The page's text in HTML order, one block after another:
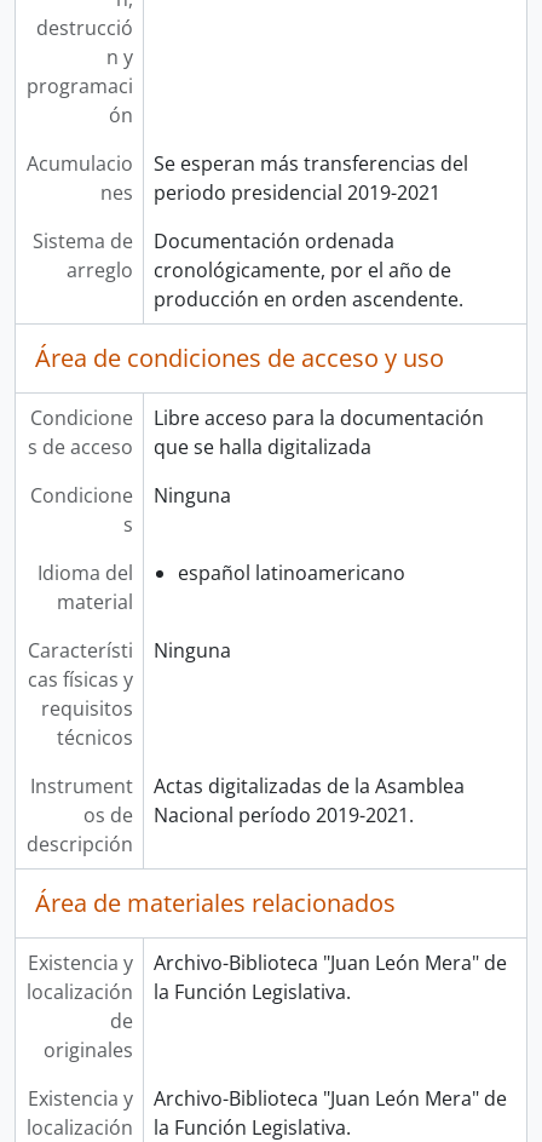
destrucció
n y
programaci
ón
Acumulacio
nes
Se esperan más transferencias del
periodo presidencial 2019-2021
Sistema de
arreglo
Documentación ordenada
cronológicamente, por el año de
producción en orden ascendente.
Área de condiciones de acceso y uso
Condicione
s de acceso
Libre acceso para la documentación
que se halla digitalizada
Condicione
s
Ninguna
Idioma del
material
español latinoamericano
Característi
cas físicas y
requisitos
técnicos
Ninguna
Instrument
os de
descripción
Actas digitalizadas de la Asamblea
Nacional período 2019-2021.
Área de materiales relacionados
Existencia y
localización
de
originales
Archivo-Biblioteca "Juan León Mera" de
la Función Legislativa.
Existencia y
localización
Archivo-Biblioteca "Juan León Mera" de
la Función Legislativa.